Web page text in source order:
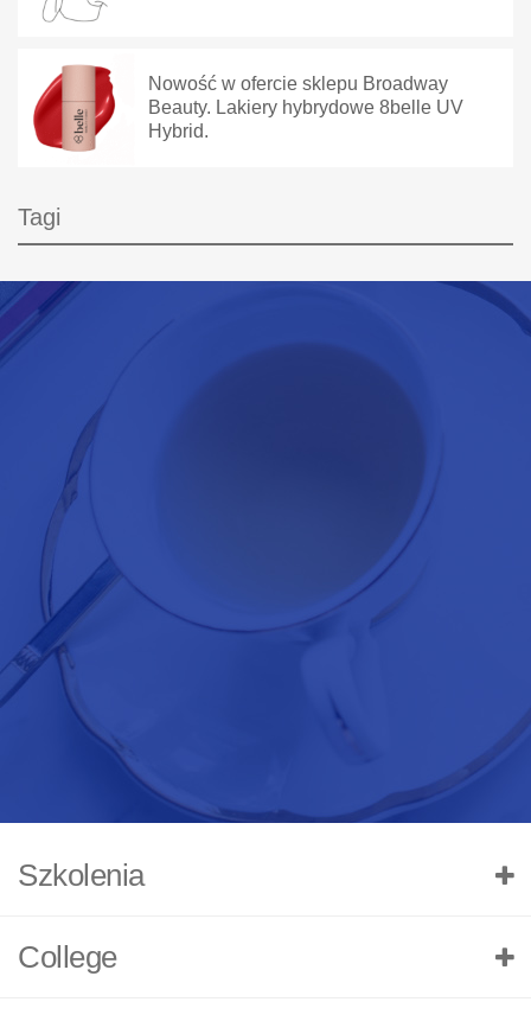
Nowość w ofercie sklepu Broadway
Beauty. Lakiery hybrydowe 8belle UV
Hybrid.
Tagi
Szkolenia
College